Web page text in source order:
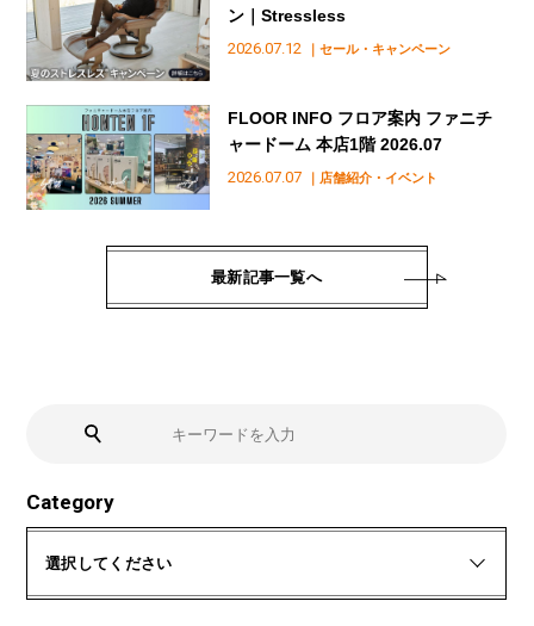
Category
選択してください
2026.07.12 ｜セール・キャンペーン
ン｜Stressless
2026.07.07 ｜店舗紹介・イベント
FLOOR INFO フロア案内 ファニチ
ャードーム 本店1階 2026.07
最新記事一覧へ